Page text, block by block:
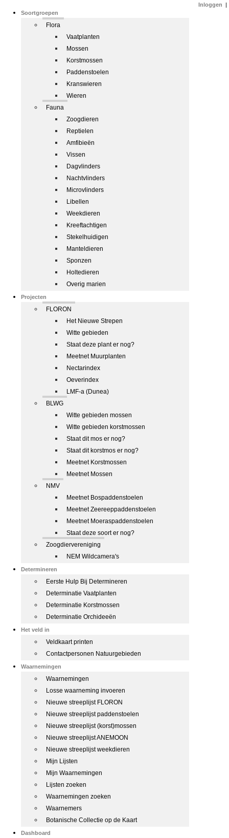
Soortgroepen
Flora
Vaatplanten
Mossen
Korstmossen
Paddenstoelen
Kranswieren
Wieren
Fauna
Zoogdieren
Reptielen
Amfibieën
Vissen
Dagvlinders
Nachtvlinders
Microvlinders
Libellen
Weekdieren
Kreeftachtigen
Stekelhuidigen
Manteldieren
Sponzen
Holtedieren
Overig marien
Projecten
FLORON
Het Nieuwe Strepen
Witte gebieden
Staat deze plant er nog?
Meetnet Muurplanten
Nectarindex
Oeverindex
LMF-a (Dunea)
BLWG
Witte gebieden mossen
Witte gebieden korstmossen
Staat dit mos er nog?
Staat dit korstmos er nog?
Meetnet Korstmossen
Meetnet Mossen
NMV
Meetnet Bospaddenstoelen
Meetnet Zeereeppaddenstoelen
Meetnet Moeraspaddenstoelen
Staat deze soort er nog?
Zoogdiervereniging
NEM Wildcamera's
Determineren
Eerste Hulp Bij Determineren
Determinatie Vaatplanten
Determinatie Korstmossen
Determinatie Orchideeën
Het veld in
Veldkaart printen
Contactpersonen Natuurgebieden
Waarnemingen
Waarnemingen
Losse waarneming invoeren
Nieuwe streeplijst FLORON
Nieuwe streeplijst paddenstoelen
Nieuwe streeplijst (korst)mossen
Nieuwe streeplijst ANEMOON
Nieuwe streeplijst weekdieren
Mijn Lijsten
Mijn Waarnemingen
Lijsten zoeken
Waarnemingen zoeken
Waarnemers
Botanische Collectie op de Kaart
Dashboard
Inloggen |